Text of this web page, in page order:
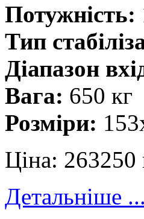
Потужність:
Тип
Діапазон
Вага: 650 кг
Розміри:
Ціна: 263250
Детальніше ...